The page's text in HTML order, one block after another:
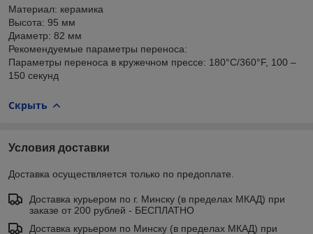
Материал: керамика
Высота: 95 мм
Диаметр: 82 мм
Рекомендуемые параметры переноса:
Параметры переноса в кружечном прессе: 180°С/360°F, 100 –
150 секунд
Скрыть
Условия доставки
Доставка осуществляется только по предоплате.
Доставка курьером по г. Минску (в пределах МКАД) при
заказе от 200 рублей - БЕСПЛАТНО
Доставка курьером по Минску (в пределах МКАД) при